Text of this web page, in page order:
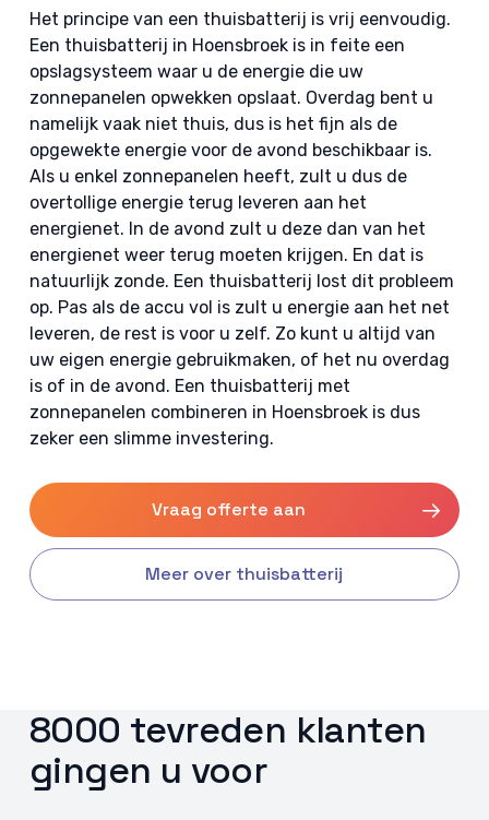
Het principe van een thuisbatterij is vrij eenvoudig.
Een thuisbatterij in Hoensbroek is in feite een
opslagsysteem waar u de energie die uw
zonnepanelen opwekken opslaat. Overdag bent u
namelijk vaak niet thuis, dus is het fijn als de
opgewekte energie voor de avond beschikbaar is.
Als u enkel zonnepanelen heeft, zult u dus de
overtollige energie terug leveren aan het
energienet. In de avond zult u deze dan van het
energienet weer terug moeten krijgen. En dat is
natuurlijk zonde. Een thuisbatterij lost dit probleem
op. Pas als de accu vol is zult u energie aan het net
leveren, de rest is voor u zelf. Zo kunt u altijd van
uw eigen energie gebruikmaken, of het nu overdag
is of in de avond. Een thuisbatterij met
zonnepanelen combineren in Hoensbroek is dus
zeker een slimme investering.
Vraag offerte aan
Meer over thuisbatterij
8000 tevreden klanten
gingen u voor